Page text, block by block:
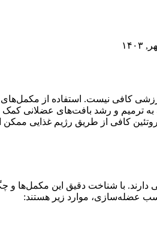
کافی نیست. استفاده از
ترمیم و رشد بافت‌های عضلانی کمک
پروتئین کافی از طریق رژیم
با شناخت دقیق این مکمل‌ها و
عضله‌سازی، موارد زیر هستند: